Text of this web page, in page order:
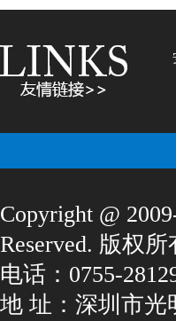
Reserved.版权所
电话：0755-
地址：深圳市光